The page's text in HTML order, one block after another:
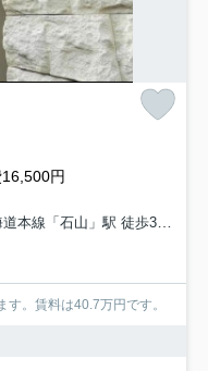
円
本線「石山」駅 徒歩35分
。賃料は40.7万円です。